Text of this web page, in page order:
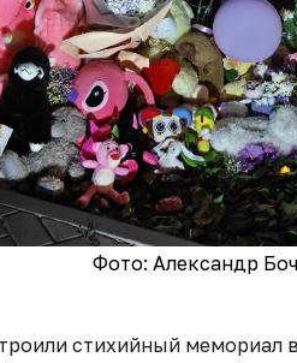
Фото: Александр
стихийный мемориал